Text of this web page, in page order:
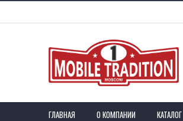
ГЛАВНАЯ О КОМПАНИИ КАТАЛОГ